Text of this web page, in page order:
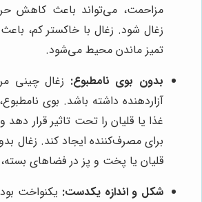
مزاحمت، می‌تواند باعث کاهش
زغال شود. زغال با خاکستر کم،
تمیز ماندن محیط می‌شود.
بدون بوی نامطبوع: زغال چینی
آزاردهنده داشته باشد. بوی
غذا یا قلیان را تحت تاثیر قرار دهد
برای مصرف‌کننده ایجاد کند. زغال
قلیان یا پخت و پز در فضاهای
شکل و اندازه یکدست: یکنواخت